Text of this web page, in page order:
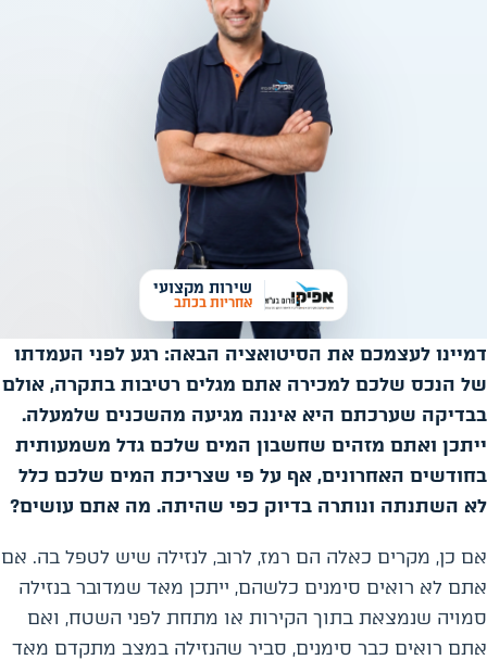
שירות מקצועי
אחריות בכתב
דמיינו לעצמכם את הסיטואציה הבאה: רגע לפני העמדתו
של הנכס שלכם למכירה אתם מגלים רטיבות בתקרה, אולם
בבדיקה שערכתם היא איננה מגיעה מהשכנים שלמעלה.
ייתכן ואתם מזהים שחשבון המים שלכם גדל משמעותית
בחודשים האחרונים, אף על פי שצריכת המים שלכם כלל
לא השתנתה ונותרה בדיוק כפי שהיתה. מה אתם עושים?
אם כן, מקרים כאלה הם רמז, לרוב, לנזילה שיש לטפל בה. אם
אתם לא רואים סימנים כלשהם, ייתכן מאד שמדובר בנזילה
סמויה שנמצאת בתוך הקירות או מתחת לפני השטח, ואם
אתם רואים כבר סימנים, סביר שהנזילה במצב מתקדם מאד